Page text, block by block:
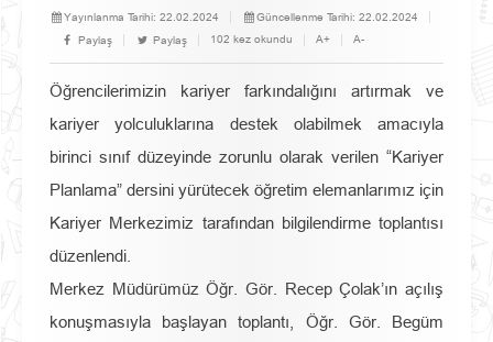
Yayınlanma Tarihi: 22.02.2024 Güncellenme Tarihi: 22.02.2024
Paylaş
Paylaş 102 kez okundu A+ A-
Öğrencilerimizin kariyer farkındalığını artırmak ve
kariyer yolculuklarına destek olabilmek amacıyla
birinci sınıf düzeyinde zorunlu olarak verilen “Kariyer
Planlama” dersini yürütecek öğretim elemanlarımız için
Kariyer Merkezimiz tarafından bilgilendirme toplantısı
düzenlendi.
Merkez Müdürümüz Öğr. Gör. Recep Çolak’ın açılış
konuşmasıyla başlayan toplantı, Öğr. Gör. Begüm